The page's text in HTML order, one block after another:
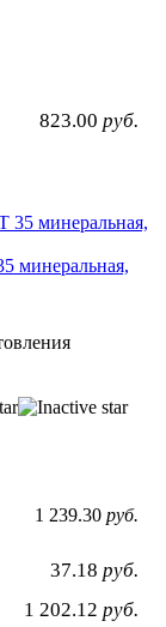
823.00 руб.
минеральная,
1 239.30 руб.
37.18 руб.
1 202.12 руб.